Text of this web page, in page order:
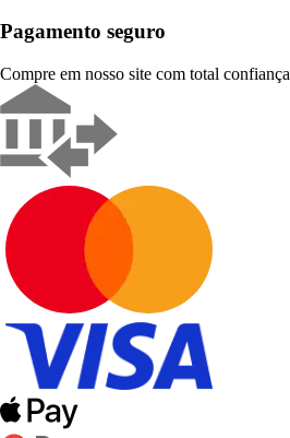
Pagamento seguro
Compre em nosso site com total confiança